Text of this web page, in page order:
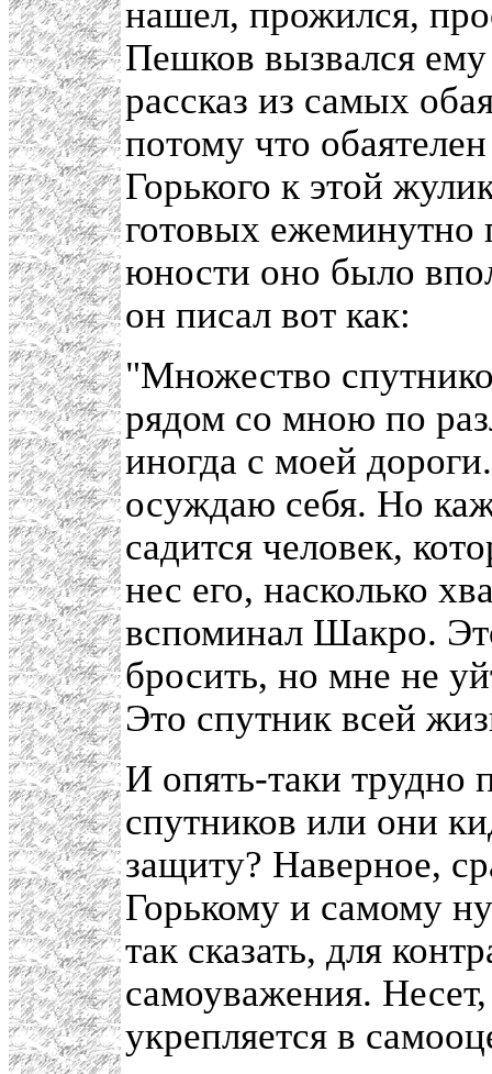
нашел, прожился,
Пешков вызвался
рассказ из самых
потому что
Горького к этой
готовых ежеминутно
юности оно было
он писал вот как:
"Множество
рядом со мною по
иногда с моей
осуждаю себя. Но
садится человек,
нес его, насколько
вспоминал Шакро.
бросить, но мне не
Это спутник всей
И опять-таки трудно
спутников или они
защиту? Наверное,
Горькому и самому
так сказать, для
самоуважения.
укрепляется в